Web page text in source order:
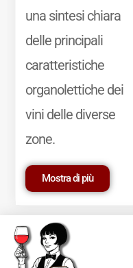
una sintesi chiara
delle principali
caratteristiche
organolettiche dei
vini delle diverse
zone.
Mostra di più